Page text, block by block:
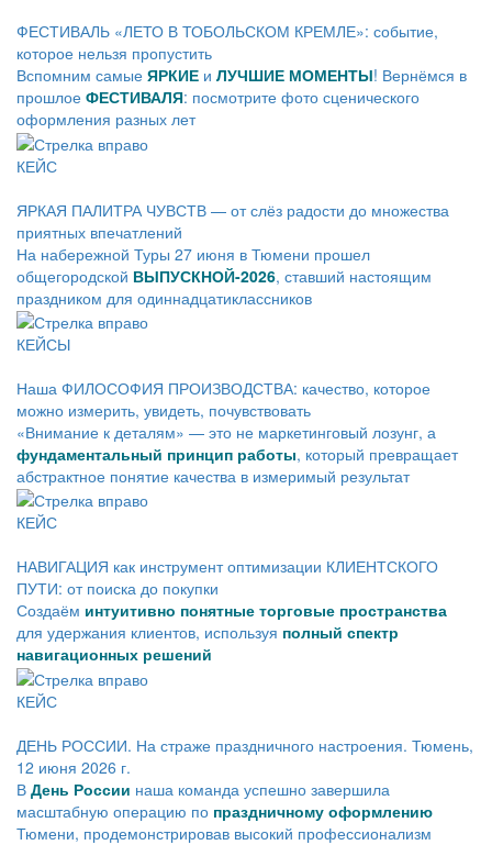
ФЕСТИВАЛЬ «ЛЕТО В ТОБОЛЬСКОМ КРЕМЛЕ»: событие,
которое нельзя пропустить
Вспомним самые ЯРКИЕ и ЛУЧШИЕ МОМЕНТЫ! Вернёмся в
прошлое ФЕСТИВАЛЯ: посмотрите фото сценического
оформления разных лет
КЕЙС
ЯРКАЯ ПАЛИТРА ЧУВСТВ — от слёз радости до множества
приятных впечатлений
На набережной Туры 27 июня в Тюмени прошел
общегородской ВЫПУСКНОЙ-2026, ставший настоящим
праздником для одиннадцатиклассников
КЕЙСЫ
Наша ФИЛОСОФИЯ ПРОИЗВОДСТВА: качество, которое
можно измерить, увидеть, почувствовать
«Внимание к деталям» — это не маркетинговый лозунг, а
фундаментальный принцип работы, который превращает
абстрактное понятие качества в измеримый результат
КЕЙС
НАВИГАЦИЯ как инструмент оптимизации КЛИЕНТСКОГО
ПУТИ: от поиска до покупки
Создаём интуитивно понятные торговые пространства
для удержания клиентов, используя полный спектр
навигационных решений
КЕЙС
ДЕНЬ РОССИИ. На страже праздничного настроения. Тюмень,
12 июня 2026 г.
В День России наша команда успешно завершила
масштабную операцию по праздничному оформлению
Тюмени, продемонстрировав высокий профессионализм